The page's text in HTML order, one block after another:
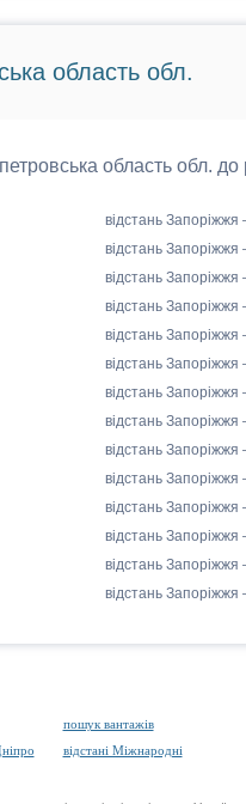
область обл.
область обл. до
відстань
відстань
відстань
відстань
відстань Запоріжжя
відстань
відстань
відстань
відстань Запоріжжя
відстань
відстань
відстань
відстань Запоріжжя
відстань Запоріжжя
пошук вантажів
відстані Міжнародні